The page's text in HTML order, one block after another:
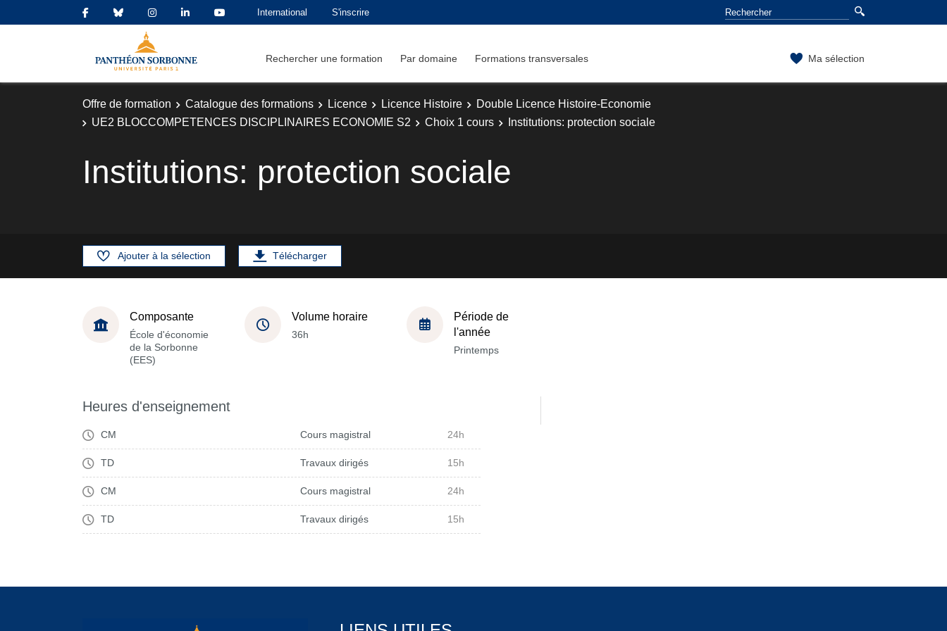
International S'inscrire
Rechercher une formation Par domaine Formations transversales Ma sélection
Offre de formation Catalogue des formations Licence Licence Histoire
Double Licence Histoire-Economie
UE2 BLOCCOMPETENCES DISCIPLINAIRES ECONOMIE S2
Choix 1 cours Institutions: protection sociale
Institutions: protection sociale
Ajouter à la sélection Télécharger
Composante
École d'économie
de la Sorbonne
(EES)
Volume horaire
36h
Période de
l'année
Printemps
Heures d'enseignement
CM Cours magistral 24h
TD Travaux dirigés 15h
CM Cours magistral 24h
TD Travaux dirigés 15h